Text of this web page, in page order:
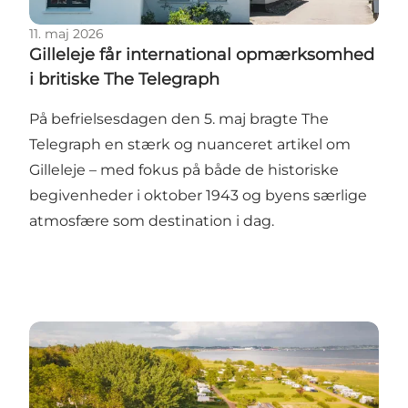
11. maj 2026
Gilleleje får international opmærksomhed
i britiske The Telegraph
På befrielsesdagen den 5. maj bragte The
Telegraph en stærk og nuanceret artikel om
Gilleleje – med fokus på både de historiske
begivenheder i oktober 1943 og byens særlige
atmosfære som destination i dag.
2025: Endnu et rekordår for turismen i Nordsjælland